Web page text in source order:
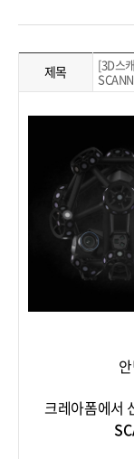
제목
[3D스
크레아폼에서